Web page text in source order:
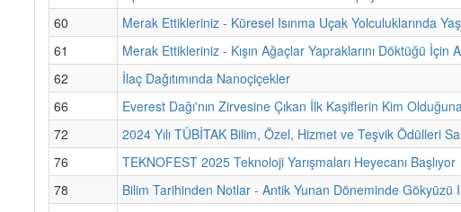
60
Merak Ettikleriniz - Küresel Isınma Uçak Yolculuklarında
61
Merak Ettikleriniz - Kışın Ağaçlar Yapraklarını Döktüğü İçin
62
İlaç Dağıtımında Nanoçiçekler
66
Everest Dağı'nın Zirvesine Çıkan İlk Kaşiflerin Kim
72
2024 Yılı TÜBİTAK Bilim, Özel, Hizmet ve Teşvik Ödülleri
76
TEKNOFEST 2025 Teknoloji Yarışmaları Heyecanı Başlıyor
78
Bilim Tarihinden Notlar - Antik Yunan Döneminde Gökyüzü